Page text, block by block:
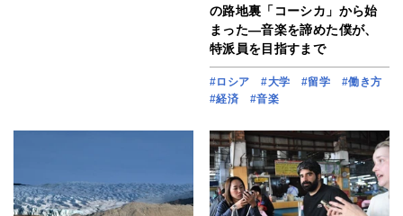
の路地裏「コーシカ」から始
まった―音楽を諦めた僕が、
特派員を目指すまで
#ロシア #大学 #留学
#働き方
#経済
#音楽